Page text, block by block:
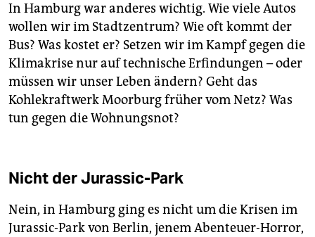
In Hamburg war anderes wichtig. Wie viele Autos
wollen wir im Stadtzentrum? Wie oft kommt der
Bus? Was kostet er? Setzen wir im Kampf gegen die
Klimakrise nur auf technische Erfindungen – oder
müssen wir unser Leben ändern? Geht das
Kohlekraftwerk Moorburg früher vom Netz? Was
tun gegen die Wohnungsnot?
Nicht der Jurassic-Park
Nein, in Hamburg ging es nicht um die Krisen im
Jurassic-Park von Berlin, jenem Abenteuer-Horror,